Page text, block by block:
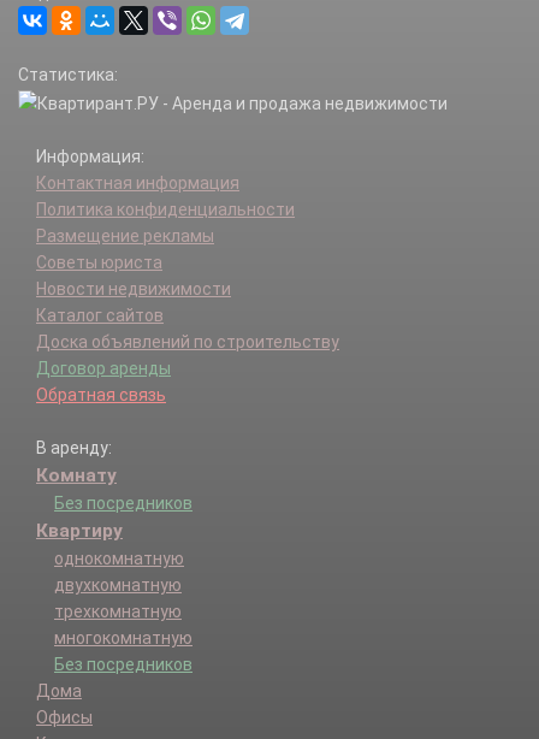
Статистика:
Информация:
Контактная информация
Политика конфиденциальности
Размещение рекламы
Советы юриста
Новости недвижимости
Каталог сайтов
Доска объявлений по строительству
Договор аренды
Обратная связь
В аренду:
Комнату
Без посредников
Квартиру
однокомнатную
двухкомнатную
трехкомнатную
многокомнатную
Без посредников
Дома
Офисы